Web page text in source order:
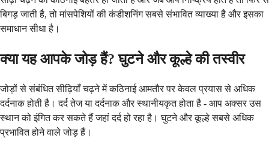
बिगड़ जाती है, तो मांसपेशियों की कंडीशनिंग सबसे संभावित व्याख्या है और इसका
समाधान सीधा है।
क्या यह आपके जोड़ हैं? घुटने और कूल्हे की तस्वीर
जोड़ों से संबंधित सीढ़ियाँ चढ़ने में कठिनाई आमतौर पर केवल प्रयास से अधिक
दर्दनाक होती है। दर्द तेज या दर्दनाक और स्थानीयकृत होता है - आप अक्सर उस
स्थान को इंगित कर सकते हैं जहां दर्द हो रहा है। घुटने और कूल्हे सबसे अधिक
प्रभावित होने वाले जोड़ हैं।